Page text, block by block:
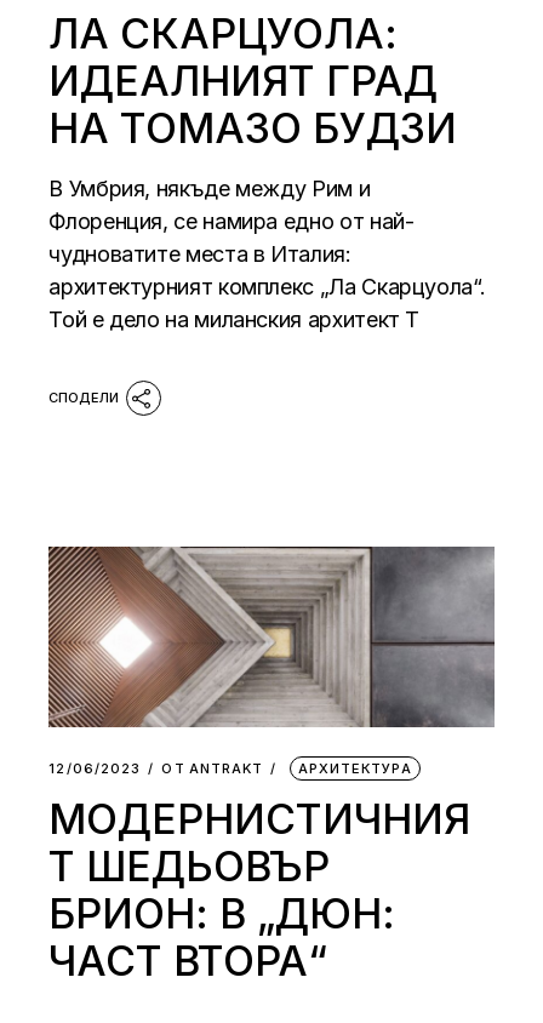
ЛА СКАРЦУОЛА:
ИДЕАЛНИЯТ ГРАД
НА ТОМАЗО БУДЗИ
В Умбрия, някъде между Рим и
Флоренция, се намира едно от най-
чудноватите места в Италия:
архитектурният комплекс „Ла Скарцуола“.
Той е дело на миланския архитект Т
12/06/2023 ОТ АNTRAKT АРХИТЕКТУРА
МОДЕРНИСТИЧНИЯ
Т ШЕДЬОВЪР
БРИОН: В „ДЮН:
ЧАСТ ВТОРА“